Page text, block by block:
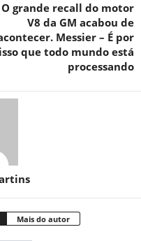
O grande recall do motor
V8 da GM acabou de
Messier – É por
isso que todo mundo está
processando
Mais do autor